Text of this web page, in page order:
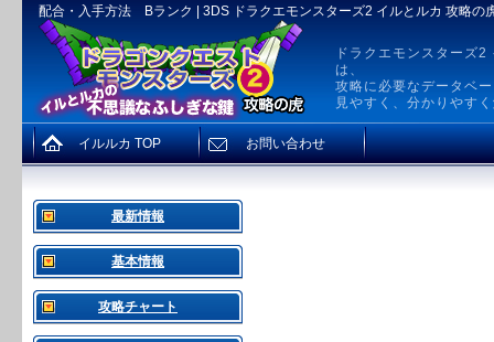
配合・入手方法 Bランク | 3DS ドラクエモンスターズ2 イルとルカ 攻略の
ドラクエモンスターズ
は、
攻略に必要なデータベ
見やすく、分かりやす
最新情報
基本情報
攻略チャート
イルルカ TOP お問い合わせ